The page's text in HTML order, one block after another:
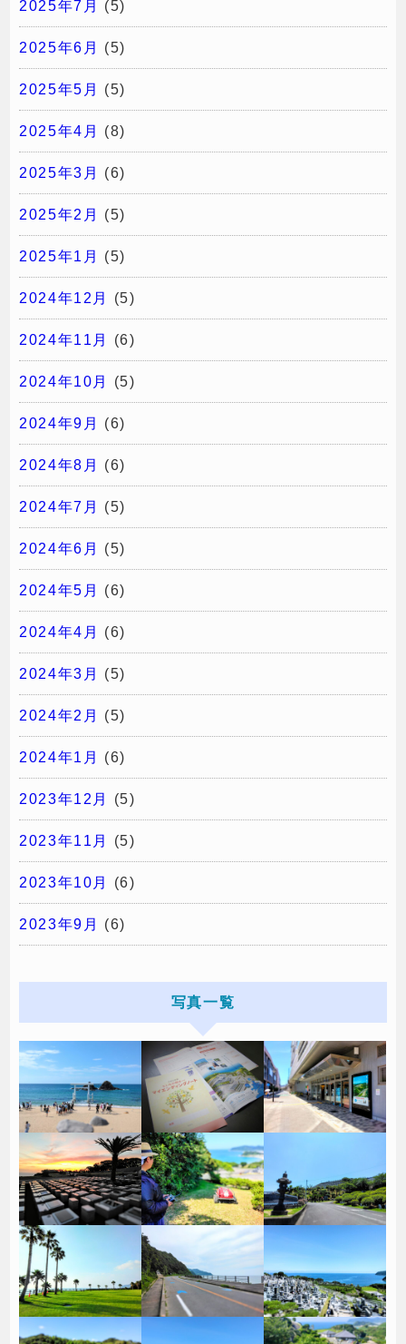
2025年7月 (5)
2025年6月 (5)
2025年5月 (5)
2025年4月 (8)
2025年3月 (6)
2025年2月 (5)
2025年1月 (5)
2024年12月 (5)
2024年11月 (6)
2024年10月 (5)
2024年9月 (6)
2024年8月 (6)
2024年7月 (5)
2024年6月 (5)
2024年5月 (6)
2024年4月 (6)
2024年3月 (5)
2024年2月 (5)
2024年1月 (6)
2023年12月 (5)
2023年11月 (5)
2023年10月 (6)
2023年9月 (6)
写真一覧